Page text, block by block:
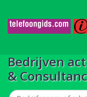
Bedrijven
&